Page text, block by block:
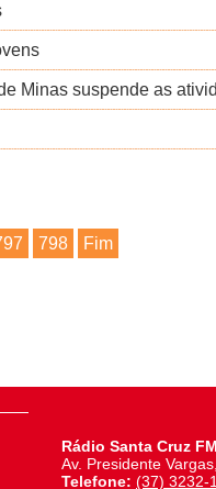
Minas suspende as
798 Fim
Rádio Santa Cruz
Av. Presidente
Telefone: (37) 3232-